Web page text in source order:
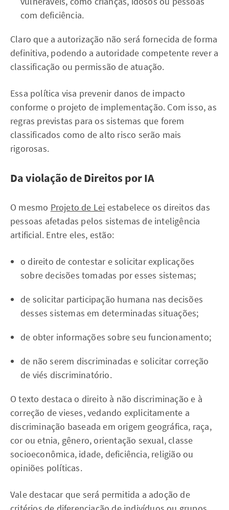
com deficiência.
Claro que a autorização não será fornecida de forma
definitiva, podendo a autoridade competente rever a
classificação ou permissão de atuação.
Essa política visa prevenir danos de impacto
conforme o projeto de implementação. Com isso, as
regras previstas para os sistemas que forem
classificados como de alto risco serão mais
rigorosas.
Da violação de Direitos por IA
O mesmo Projeto de Lei estabelece os direitos das
pessoas afetadas pelos sistemas de inteligência
artificial. Entre eles, estão:
o direito de contestar e solicitar explicações
sobre decisões tomadas por esses sistemas;
de solicitar participação humana nas decisões
desses sistemas em determinadas situações;
de obter informações sobre seu funcionamento;
de não serem discriminadas e solicitar correção
de viés discriminatório.
O texto destaca o direito à não discriminação e à
correção de vieses, vedando explicitamente a
discriminação baseada em origem geográfica, raça,
cor ou etnia, gênero, orientação sexual, classe
socioeconômica, idade, deficiência, religião ou
opiniões políticas.
Vale destacar que será permitida a adoção de